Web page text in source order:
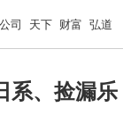
公司 天下 财富 弘道
系、捡漏乐